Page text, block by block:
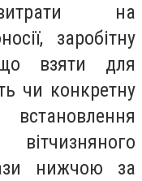
на
заробітну
взяти для
чи конкретну
нижчою за